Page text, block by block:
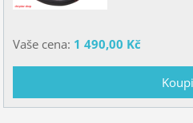
Vaše cena: 1 490,00 Kč